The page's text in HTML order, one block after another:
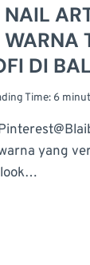
DI
Time: 6
yang